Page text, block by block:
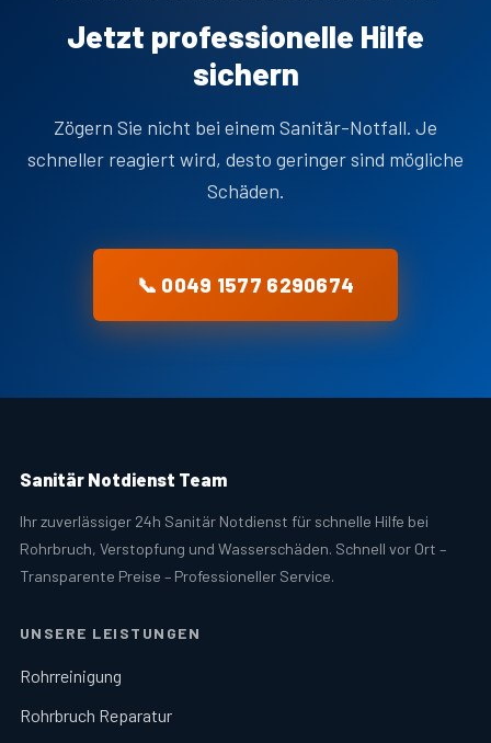
Jetzt professionelle Hilfe
sichern
Zögern Sie nicht bei einem Sanitär-Notfall. Je
schneller reagiert wird, desto geringer sind mögliche
Schäden.
📞 0049 1577 6290674
Sanitär Notdienst Team
Ihr zuverlässiger 24h Sanitär Notdienst für schnelle Hilfe bei
Rohrbruch, Verstopfung und Wasserschäden. Schnell vor Ort –
Transparente Preise – Professioneller Service.
UNSERE LEISTUNGEN
Rohrreinigung
Rohrbruch Reparatur